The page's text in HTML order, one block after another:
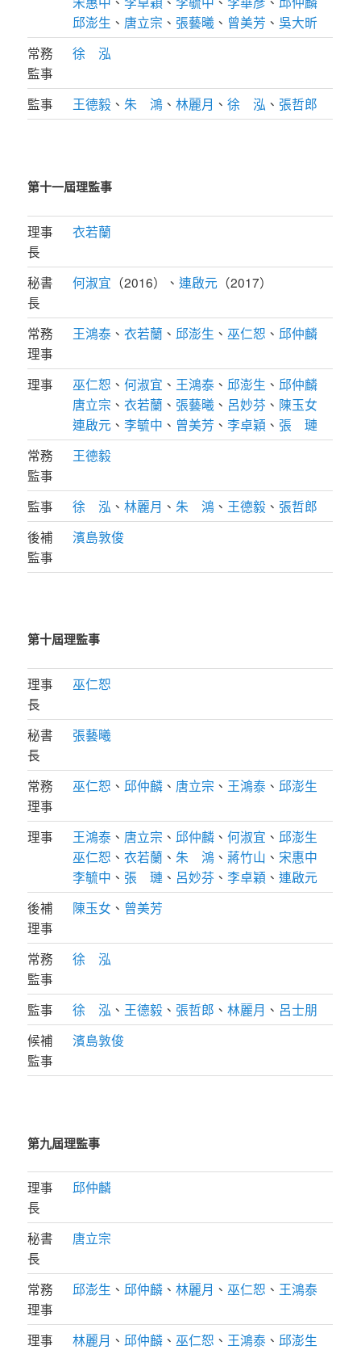
邱澎生 、 唐立宗 、 張藝曦 、 曾美芳 、 吳大昕
常務
監事
徐 泓
監事 王德毅 、 朱 鴻 、林麗月 、徐 泓 、 張哲郎
第十一屆理監事
理事
長
衣若蘭
秘書
長
何淑宜 （2016）、連啟元 （2017）
常務
理事
王鴻泰 、衣若蘭 、 邱澎生 、巫仁恕 、 邱仲麟
理事 巫仁恕 、何淑宜 、 王鴻泰 、 邱澎生 、 邱仲麟
唐立宗 、衣若蘭 、 張藝曦 、 呂妙芬 、 陳玉女
連啟元 、李毓中 、 曾美芳 、李卓穎 、 張 璉
常務
監事
王德毅
監事 徐 泓 、林麗月 、 朱 鴻 、 王德毅 、 張哲郎
後補
監事
濱島敦俊
第十屆理監事
理事
長
巫仁恕
秘書
長
張藝曦
常務
理事
巫仁恕 、 邱仲麟 、 唐立宗 、 王鴻泰 、 邱澎生
理事 王鴻泰 、 唐立宗 、 邱仲麟 、何淑宜 、 邱澎生
巫仁恕 、衣若蘭 、 朱 鴻 、蔣竹山 、 宋惠中
李毓中 、 張 璉 、 呂妙芬 、李卓穎 、連啟元
後補
理事
陳玉女 、 曾美芳
常務
監事
徐 泓
監事 徐 泓 、 王德毅 、 張哲郎 、林麗月 、 呂士朋
候補
監事
濱島敦俊
第九屆理監事
理事
長
邱仲麟
秘書
長
唐立宗
常務
理事
邱澎生 、 邱仲麟 、林麗月 、巫仁恕 、 王鴻泰
理事 林麗月 、 邱仲麟 、巫仁恕 、 王鴻泰 、 邱澎生